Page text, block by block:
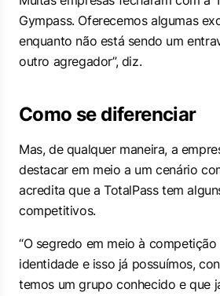
Gympass. Oferecemos algumas
enquanto não está sendo um
outro agregador”, diz.
Como se diferenciar
Mas, de qualquer maneira, a
destacar em meio a um cenário
acredita que a TotalPass tem
competitivos.
“O segredo em meio à
identidade e isso já possuímos,
temos um grupo conhecido e que